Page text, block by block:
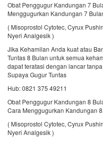
Obat Penggugur Kandungan 7
Menggugurkan Kandungan 7
( Misoprostol Cytotec, Cyrux
Nyeri Analgesik )
Jika Kehamilan Anda kuat atau
Tuntas 8 Bulan untuk semua
dapat teratasi dengan lancar
Supaya Gugur Tuntas
Hub: 0821 375 49211
Obat Penggugur Kandungan 8
Cara Menggugurkan Kandungan
( Misoprostol Cytotec, Cyrux
Nyeri Analgesik )